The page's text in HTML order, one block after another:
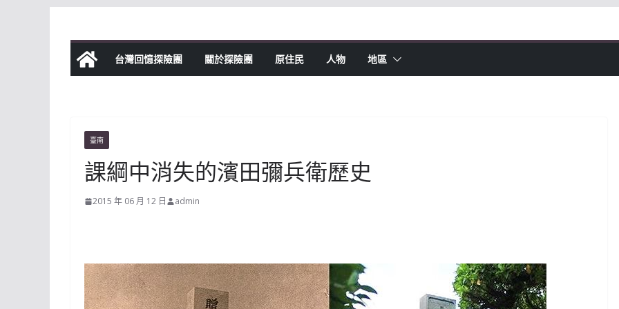
content
台灣回憶探險團 關於探險團 原住民 人物 地區
臺南
課綱中消失的濱田彌兵衛歷史
2015 年 06 月 12 日 admin